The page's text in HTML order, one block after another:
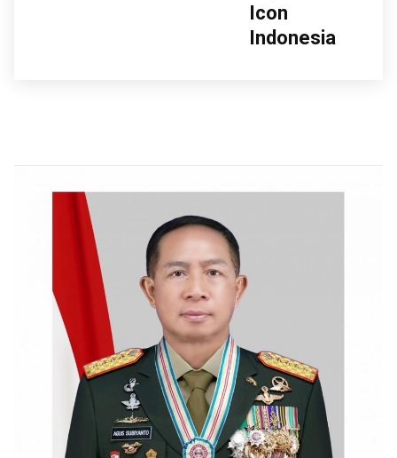
Icon
Indonesia